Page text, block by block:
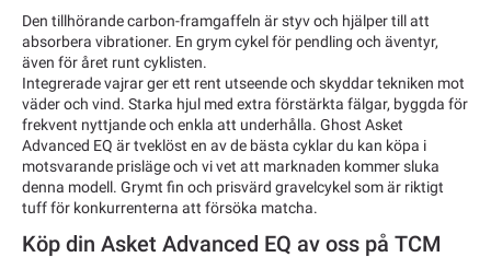
Den tillhörande carbon-framgaffeln är styv och hjälper till att
absorbera vibrationer. En grym cykel för pendling och äventyr,
även för året runt cyklisten.
Integrerade vajrar ger ett rent utseende och skyddar tekniken mot
väder och vind. Starka hjul med extra förstärkta fälgar, byggda för
frekvent nyttjande och enkla att underhålla. Ghost Asket
Advanced EQ är tveklöst en av de bästa cyklar du kan köpa i
motsvarande prisläge och vi vet att marknaden kommer sluka
denna modell. Grymt fin och prisvärd gravelcykel som är riktigt
tuff för konkurrenterna att försöka matcha.
Köp din Asket Advanced EQ av oss på TCM